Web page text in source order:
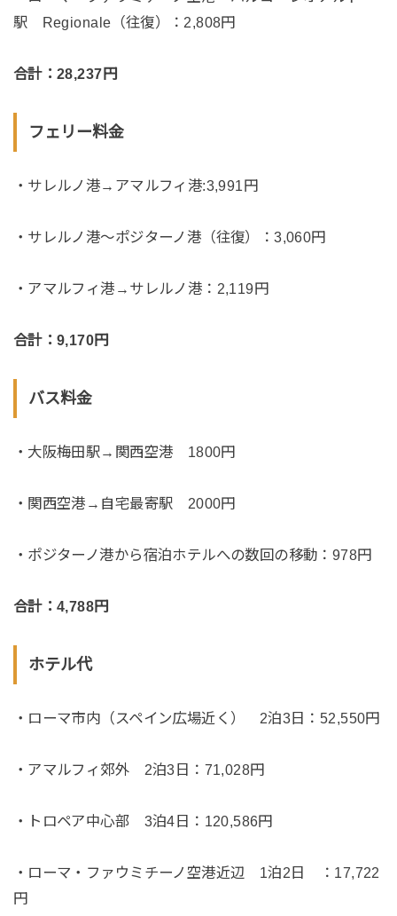
駅 Regionale（往復）：2,808円
合計：28,237円
フェリー料金
・サレルノ港→アマルフィ港:3,991円
・サレルノ港〜ポジターノ港（往復）：3,060円
・アマルフィ港→サレルノ港：2,119円
合計：9,170円
バス料金
・大阪梅田駅→関西空港 1800円
・関西空港→自宅最寄駅 2000円
・ポジターノ港から宿泊ホテルへの数回の移動：978円
合計：4,788円
ホテル代
・ローマ市内（スペイン広場近く） 2泊3日：52,550円
・アマルフィ郊外 2泊3日：71,028円
・トロペア中心部 3泊4日：120,586円
・ローマ・ファウミチーノ空港近辺 1泊2日 ：17,722
円